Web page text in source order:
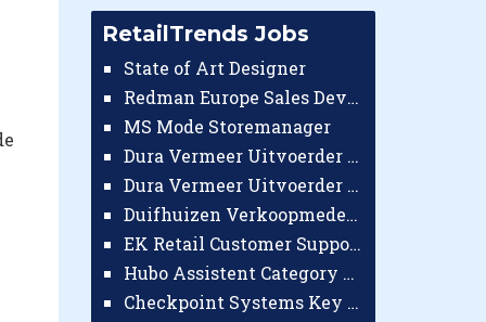
RetailTrends Jobs
State of Art Designer
Redman Europe Sales Developer (Europe)
MS Mode Storemanager
Dura Vermeer Uitvoerder GWW Amsterdam
Dura Vermeer Uitvoerder Civiel Nijmegen
Duifhuizen Verkoopmedewerker Ridderkerk
EK Retail Customer Support Omnichannel
Hubo Assistent Category Manager
Checkpoint Systems Key Accountmanager Benelux